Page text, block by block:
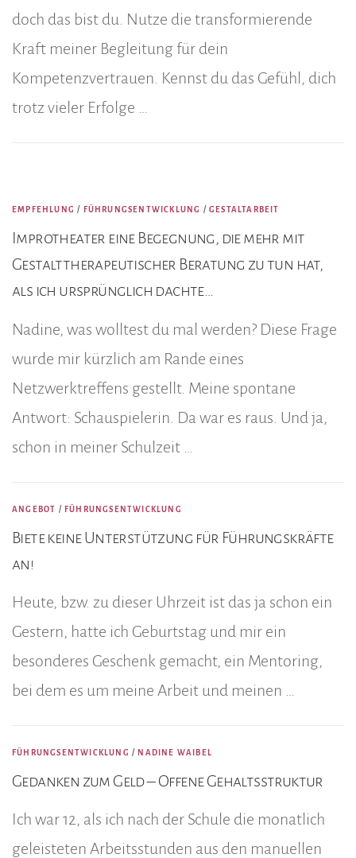
doch das bist du. Nutze die transformierende
Kraft meiner Begleitung für dein
Kompetenzvertrauen. Kennst du das Gefühl, dich
trotz vieler Erfolge …
EMPFEHLUNG / FÜHRUNGSENTWICKLUNG /GESTALTARBEIT
Improtheater eine Begegnung, die mehr mit
Gestalttherapeutischer Beratung zu tun hat,
als ich ursprünglich dachte…
Nadine, was wolltest du mal werden? Diese Frage
wurde mir kürzlich am Rande eines
Netzwerktreffens gestellt. Meine spontane
Antwort: Schauspielerin. Da war es raus. Und ja,
schon in meiner Schulzeit …
ANGEBOT / FÜHRUNGSENTWICKLUNG
Biete keine Unterstützung für Führungskräfte
an!
Heute, bzw. zu dieser Uhrzeit ist das ja schon ein
Gestern, hatte ich Geburtstag und mir ein
besonderes Geschenk gemacht, ein Mentoring,
bei dem es um meine Arbeit und meinen …
FÜHRUNGSENTWICKLUNG / NADINE WAIBEL
Gedanken zum Geld – Offene Gehaltsstruktur
Ich war 12, als ich nach der Schule die monatlich
geleisteten Arbeitsstunden aus den manuellen